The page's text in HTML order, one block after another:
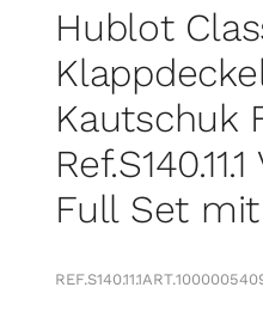
Hublot
Kautschuk
Full Set
REF.S140.11.1ART.